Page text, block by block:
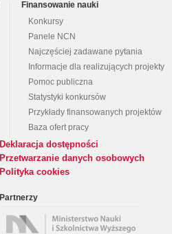
Finansowanie nauki
Konkursy
Panele NCN
Najczęściej zadawane pytania
Informacje dla realizujących projekty
Pomoc publiczna
Statystyki konkursów
Przykłady finansowanych projektów
Baza ofert pracy
Deklaracja dostępności
Przetwarzanie danych osobowych
Polityka cookies
Partnerzy